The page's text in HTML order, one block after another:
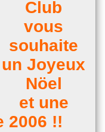
Club
vous
souhaite
un Joyeux
Nöel
et une
2006 !!